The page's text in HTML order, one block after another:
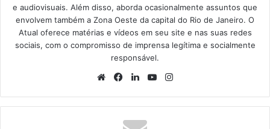
e audiovisuais. Além disso, aborda ocasionalmente assuntos que
envolvem também a Zona Oeste da capital do Rio de Janeiro. O
Atual oferece matérias e vídeos em seu site e nas suas redes
sociais, com o compromisso de imprensa legítima e socialmente
responsável.
We
te
Fa
bo
ok
Lin
din
Yo
ub
ra